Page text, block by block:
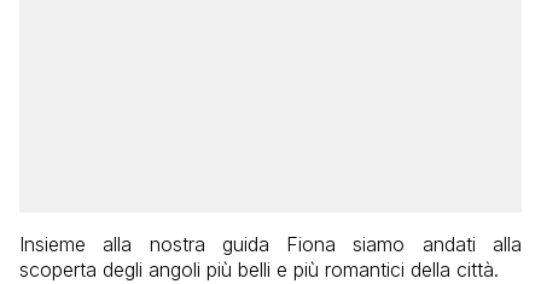
Insieme alla nostra guida Fiona siamo andati alla
scoperta degli angoli più belli e più romantici della città.